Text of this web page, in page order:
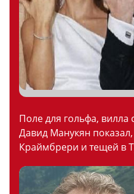
Поле для гольфа, вилла
Давид Манукян
Краймбрери и тещей в